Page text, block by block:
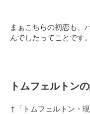
まぁこちらの初恋も、
んでしたってことです。
トムフェルトン
↑「トムフェルトン・